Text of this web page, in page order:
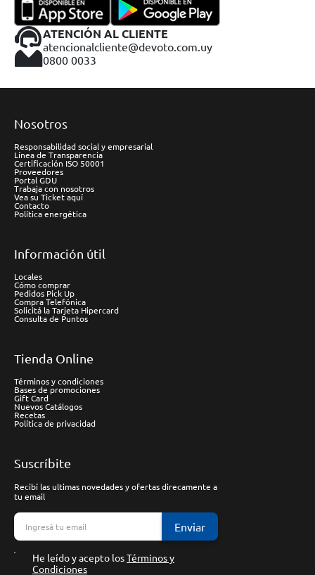
ATENCIÓN AL CLIENTE
atencionalcliente@devoto.com.uy
0800 0033
Nosotros
Responsabilidad social y empresarial
Línea de Transparencia
Certificación ISO 50001
Proveedores
Portal GDU
Trabaja con nosotros
Vea su Ticket aquí
Contacto
Política energética
Información útil
Locales
Cómo comprar
Pedidos Pick Up
Compra Telefónica
Solicitá la Tarjeta Hipercard
Consulta de Puntos
Tienda Online
Términos y condiciones
Bases de promociones
Gift Card
Nuevos Catálogos
Recetas
Política de privacidad
Suscríbite
Recibí las ultimas novedades y ofertas direcamente a
tu email
Enviar
He leído y acepto losTérminos y
Condiciones